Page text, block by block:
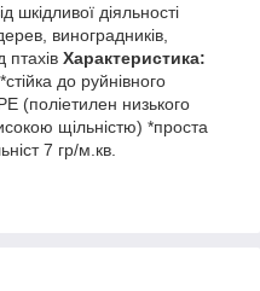
​​діяльності
виноградників,
птахів Характеристика:
до руйнівного
(поліетилен низького
щільністю) *проста
7 гр/м.кв.